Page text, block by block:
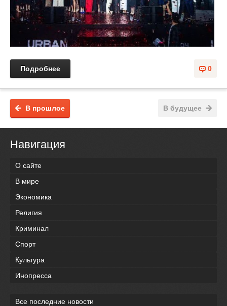
0
Подробнее
В будущее
В прошлое
Навигация
О сайте
В мире
Экономика
Религия
Криминал
Спорт
Культура
Инопресса
Все последние новости